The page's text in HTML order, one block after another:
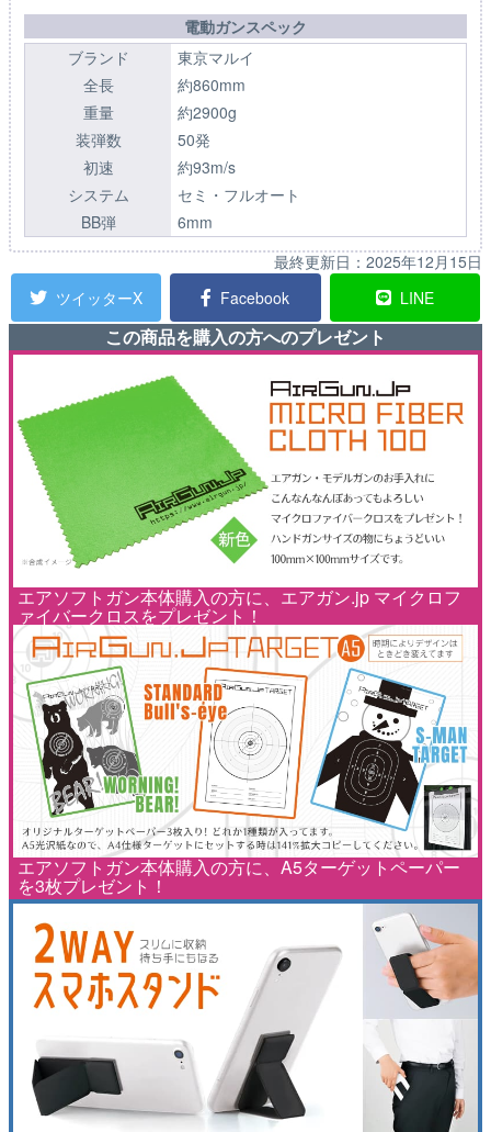
電動ガンスペック
ブランド
東京マルイ
全長
約860mm
重量
約2900g
装弾数
50発
初速
約93m/s
システム
セミ・フルオート
BB弾
6mm
最終更新日： 2025年12月15日
ツイッターX
Facebook LINE
この商品を購入の方へのプレゼント
エアソフトガン本体購入の方に、エアガン.jp マイクロフ
ァイバークロスをプレゼント！
エアソフトガン本体購入の方に、A5ターゲットペーパー
を3枚プレゼント！